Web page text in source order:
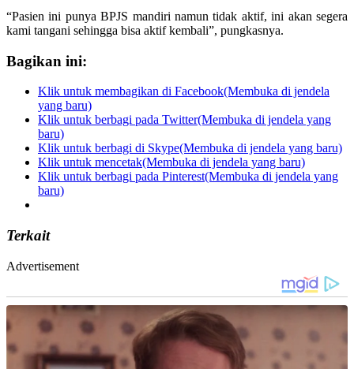
“Pasien ini punya BPJS mandiri namun tidak aktif, ini akan segera
kami tangani sehingga bisa aktif kembali”, pungkasnya.
Bagikan ini:
Klik untuk membagikan di Facebook(Membuka di jendela
yang baru)
Klik untuk berbagi pada Twitter(Membuka di jendela yang
baru)
Klik untuk berbagi di Skype(Membuka di jendela yang baru)
Klik untuk mencetak(Membuka di jendela yang baru)
Klik untuk berbagi pada Pinterest(Membuka di jendela yang
baru)
Terkait
Advertisement